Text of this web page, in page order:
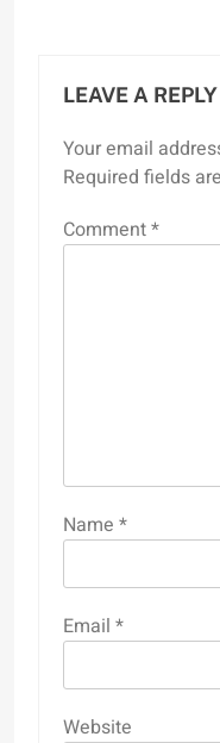
LEAVE A REPLY
Your email
Required fields
Comment*
Name *
Email *
Website